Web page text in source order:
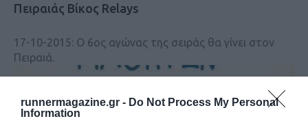
runnermagazine.gr - Do Not Process My Personal
Information
Πειραιάς Βίκος Relays
17-10-2015: Ο 6ος αγώνας της σειράς θα γίνει στον
Πειραιά.